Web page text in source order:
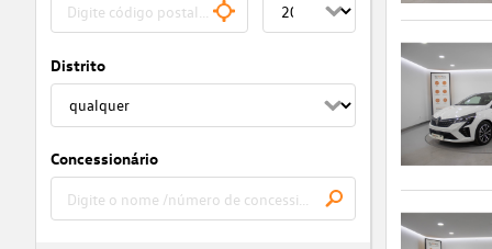
Distrito
Concessionário